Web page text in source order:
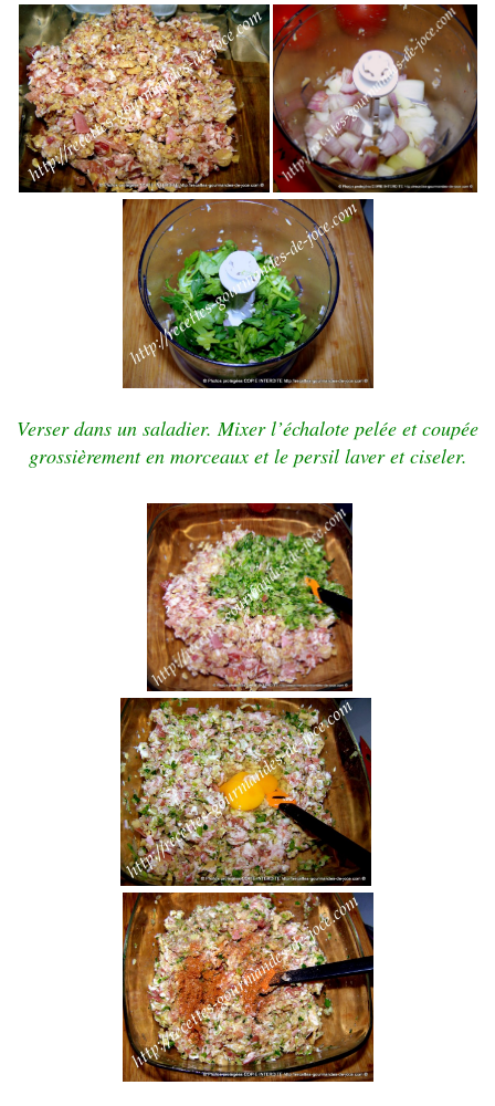
Verser dans un saladier. Mixer l’échalote pelée et coupée
grossièrement en morceaux et le persil laver et ciseler.